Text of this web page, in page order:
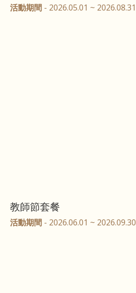
活動期間 - 2026.05.01 ~ 2026.08.31
教師節套餐
活動期間 - 2026.06.01 ~ 2026.09.30